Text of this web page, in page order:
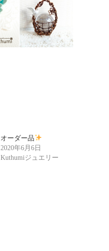
オーダー品
2020年6月6日
Kuthumiジュエリー